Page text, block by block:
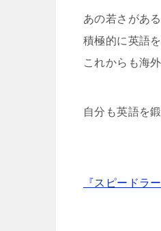
あの若さがあ
積極的に英語
これからも海
自分も英語を
『スピードラ